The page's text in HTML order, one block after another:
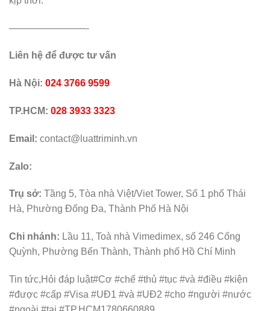
————————-
Liên hệ để được tư vấn
Hà Nội: 024 3766 9599
TP.HCM: 028 3933 3323
Email: contact@luattriminh.vn
Zalo:
Trụ sở: Tầng 5, Tòa nhà Việt/Viet Tower, Số 1 phố Thái
Hà, Phường Đống Đa, Thành Phố Hà Nội
Chi nhánh: Lầu 11, Toà nhà Vimedimex, số 246 Cống
Quỳnh, Phường Bến Thành, Thành phố Hồ Chí Minh
Tin tức,Hỏi đáp luật#Cơ #chế #thủ #tục #và #điều #kiện
#được #cấp #Visa #UĐ1 #và #UĐ2 #cho #người #nước